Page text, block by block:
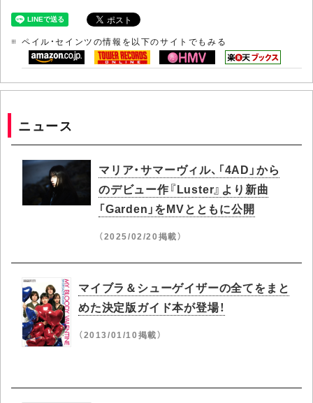
ペイル・セインツの情報を以下のサイトでもみる
ニュース
マリア・サマーヴィル、「4AD」から
のデビュー作『Luster』より新曲
「Garden」をMVとともに公開
（2025/02/20掲載）
マイブラ＆シューゲイザーの全てをまと
めた決定版ガイド本が登場！
（2013/01/10掲載）